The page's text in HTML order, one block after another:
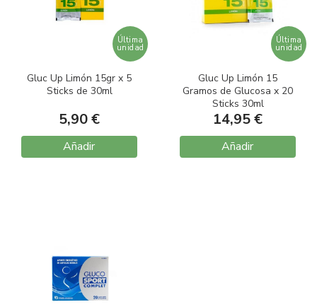
Última
unidad
Gluc Up Limón 15gr x 5
Sticks de 30ml
5,90 €
Añadir
Última
unidad
Gluc Up Limón 15
Gramos de Glucosa x 20
Sticks 30ml
14,95 €
Añadir